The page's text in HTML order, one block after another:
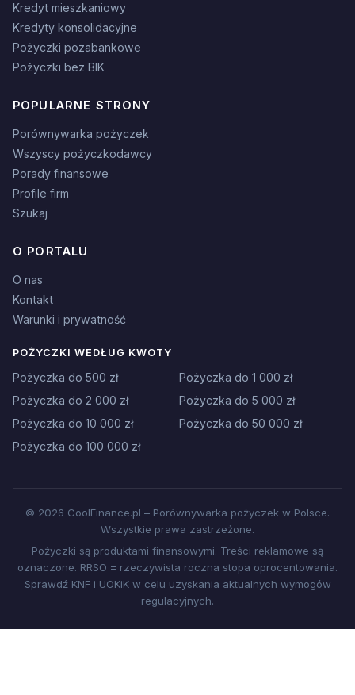
Kredyt mieszkaniowy
Kredyty konsolidacyjne
Pożyczki pozabankowe
Pożyczki bez BIK
POPULARNE STRONY
Porównywarka pożyczek
Wszyscy pożyczkodawcy
Porady finansowe
Profile firm
Szukaj
O PORTALU
O nas
Kontakt
Warunki i prywatność
POŻYCZKI WEDŁUG KWOTY
Pożyczka do 500 zł
Pożyczka do 1 000 zł
Pożyczka do 2 000 zł
Pożyczka do 5 000 zł
Pożyczka do 10 000 zł
Pożyczka do 50 000 zł
Pożyczka do 100 000 zł
© 2026 CoolFinance.pl – Porównywarka pożyczek w Polsce.
Wszystkie prawa zastrzeżone.
Pożyczki są produktami finansowymi. Treści reklamowe są
oznaczone. RRSO = rzeczywista roczna stopa oprocentowania.
Sprawdź KNF i UOKiK w celu uzyskania aktualnych wymogów
regulacyjnych.